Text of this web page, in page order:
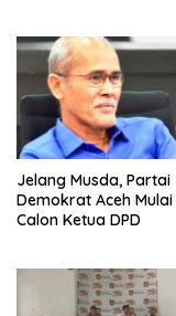
Jelang Musda, Partai
Demokrat Aceh
Calon Ketua DPD